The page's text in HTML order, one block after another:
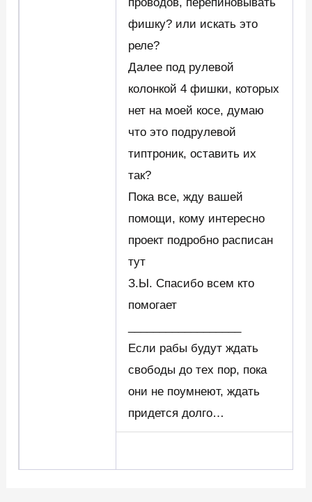
фишку? или искать это
реле?
Далее под рулевой
колонкой 4 фишки, которых
нет на моей косе, думаю
что это подрулевой
типтроник, оставить их
так?
Пока все, жду вашей
помощи, кому интересно
проект подробно расписан
тут
З.Ы. Спасибо всем кто
помогает
Если рабы будут ждать
свободы до тех пор, пока
они не поумнеют, ждать
придется долго…